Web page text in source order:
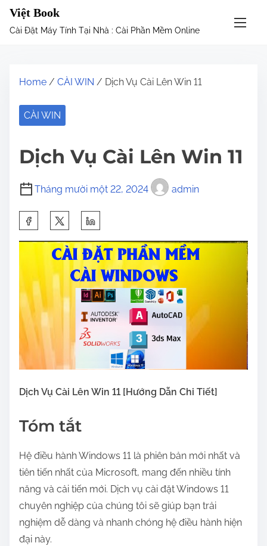
Việt Book
Cài Đặt Máy Tính Tại Nhà : Cài Phần Mềm Online
Home / CÀI WIN / Dịch Vụ Cài Lên Win 11
CÀI WIN
Dịch Vụ Cài Lên Win 11
Tháng mười một 22, 2024 admin
h
s
p
o
t
n
:
Dịch Vụ Cài Lên Win 11 [Hướng Dẫn Chi Tiết]
Tóm tắt
Hệ điều hành Windows 11 là phiên bản mới nhất và
tiên tiến nhất của Microsoft, mang đến nhiều tính
năng và cải tiến mới. Dịch vụ cài đặt Windows 11
chuyên nghiệp của chúng tôi sẽ giúp bạn trải
nghiệm dễ dàng và nhanh chóng hệ điều hành hiện
đại này.